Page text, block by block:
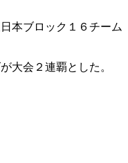
本ブロック１６チーム
大会２連覇とした。